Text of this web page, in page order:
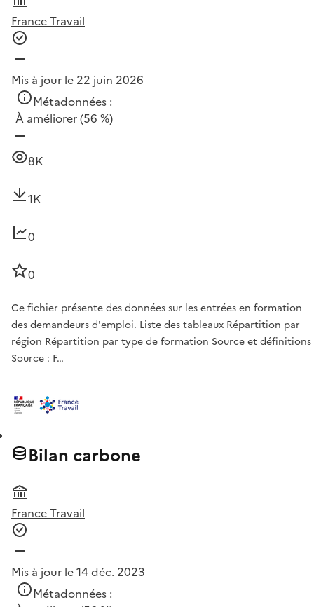
France Travail
Mis à jour le 22 juin 2026
Métadonnées :
À améliorer(56 %)
8K
1K
0
0
Ce fichier présente des données sur les entrées en formation
des demandeurs d'emploi. Liste des tableaux Répartition par
région Répartition par type de formation Source et définitions
Source : F…
Bilan carbone
France Travail
Mis à jour le 14 déc. 2023
Métadonnées :